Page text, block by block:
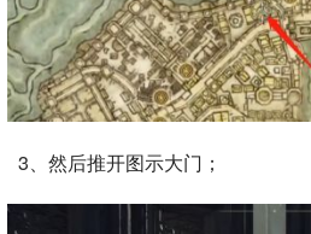
3、然后推开图示大门；